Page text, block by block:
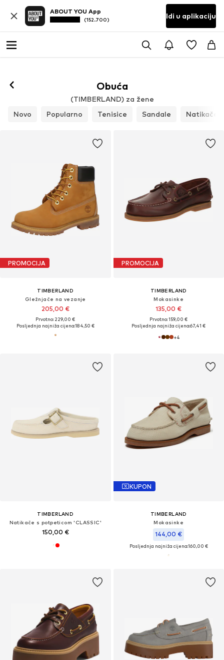
ABOUT YOU App
(152.700) Idi u aplikaciju
Obuća
(TIMBERLAND) za žene
Novo
Popularno Tenisice Sandale Natikače
PROMOCIJA
TIMBERLAND
Gležnjače na vezanje
205,00 €
Prvotno: 229,00 €
Posljednja najniža cijena:184,50 €
PROMOCIJA
TIMBERLAND
Mokasinke
135,00 €
Prvotno: 159,00 €
Posljednja najniža cijena:67,41 €
+4
TIMBERLAND
Natikače s potpeticom 'CLASSIC'
150,00 €
KUPON
TIMBERLAND
Mokasinke
144,00 €
Posljednja najniža cijena:160,00 €